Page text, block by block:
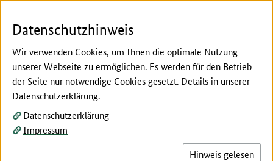
Hier beginnt der Hauptinhalt dieser Seite
Länderberichte und
Datenschutzhinweis
Wir verwenden Cookies, um Ihnen die optimale Nutzung
unserer Webseite zu ermöglichen. Es werden für den Betrieb
der Seite nur notwendige Cookies gesetzt. Details in unserer
Datenschutzerklärung.
Datenschutzerklärung
Impressum
Hinweis gelesen